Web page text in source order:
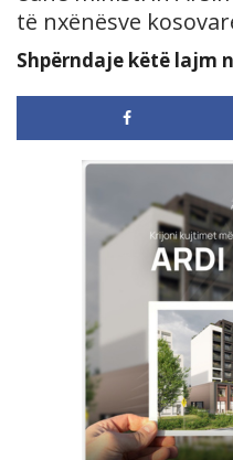
të nxënësve
Shpërndaje këtë lajm